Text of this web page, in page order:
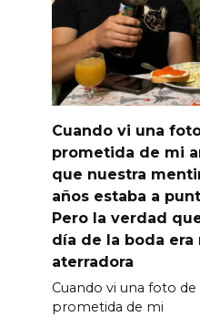
Cuando vi una
prometida de mi
que nuestra
años estaba a
Pero la verdad
día de la boda era
aterradora
Cuando vi una foto
prometida de mi